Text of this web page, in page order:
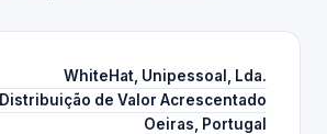
WhiteHat, Unipessoal, Lda.
Distribuição de Valor Acrescentado
Oeiras, Portugal